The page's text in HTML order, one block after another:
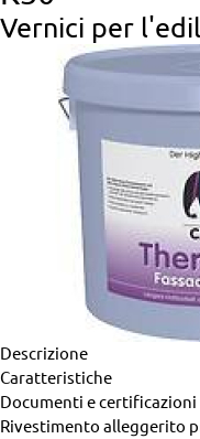
Vernici per
Descrizione
Caratteristiche
Documenti e certificazioni
Rivestimento alleggerito